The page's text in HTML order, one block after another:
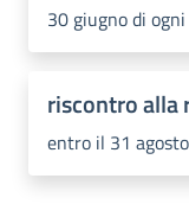
30 giugno di
riscontro alla
entro il 31